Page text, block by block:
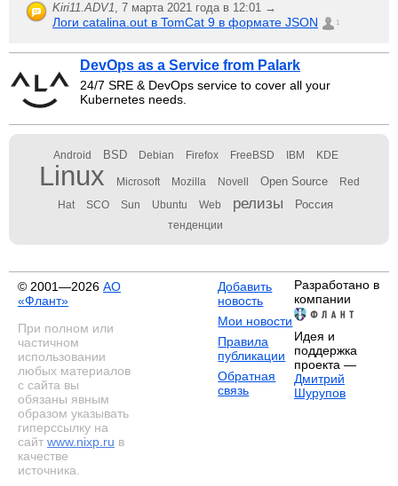
Kiri11.ADV1, 7 марта 2021 года в 12:01 →
Логи catalina.out в TomCat 9 в формате JSON 1
DevOps as a Service from Palark
24/7 SRE & DevOps service to cover all your
Kubernetes needs.
Android BSD Debian Firefox FreeBSD IBM KDE
Linux Microsoft Mozilla Novell Open Source Red
Hat SCO Sun Ubuntu Web релизы Россия
тенденции
© 2001—2026 АО
«Флант»
При полном или
частичном
использовании
любых материалов
с сайта вы
обязаны явным
образом указывать
гиперссылку на
сайт www.nixp.ru в
качестве
источника.
Добавить
новость
Мои новости
Правила
публикации
Обратная
связь
Разработано в
компании
Идея и
поддержка
проекта —
Дмитрий
Шурупов